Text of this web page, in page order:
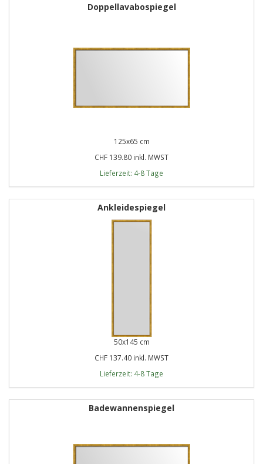
Doppellavabospiegel
125x65 cm
CHF 139.80 inkl. MWST
Lieferzeit: 4-8 Tage
Ankleidespiegel
50x145 cm
CHF 137.40 inkl. MWST
Lieferzeit: 4-8 Tage
Badewannenspiegel